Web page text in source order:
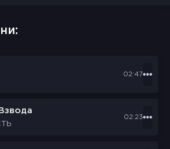
02:47
02:23